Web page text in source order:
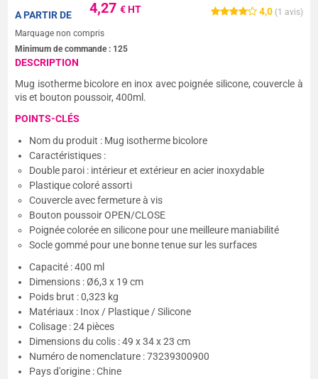
4,0 (1 avis)
4,27€ HT
A PARTIR DE
Marquage non compris
Minimum de commande : 125
DESCRIPTION
Mug isotherme bicolore en inox avec poignée silicone, couvercle à
vis et bouton poussoir, 400ml.
POINTS-CLÉS
Nom du produit : Mug isotherme bicolore
Caractéristiques :
Double paroi : intérieur et extérieur en acier inoxydable
Plastique coloré assorti
Couvercle avec fermeture à vis
Bouton poussoir OPEN/CLOSE
Poignée colorée en silicone pour une meilleure maniabilité
Socle gommé pour une bonne tenue sur les surfaces
Capacité : 400 ml
Dimensions : Ø6,3 x 19 cm
Poids brut : 0,323 kg
Matériaux : Inox / Plastique / Silicone
Colisage : 24 pièces
Dimensions du colis : 49 x 34 x 23 cm
Numéro de nomenclature : 73239300900
Pays d'origine : Chine